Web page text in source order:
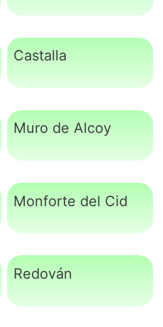
Castalla
Muro de Alcoy
Monforte del Cid
Redován